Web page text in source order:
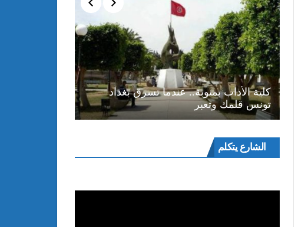
كلية الأداب بمنوبة.. عندما تسرق بغداد
تونس قلمك وتعبر
الشارع يتكلممشغل
الفيديو